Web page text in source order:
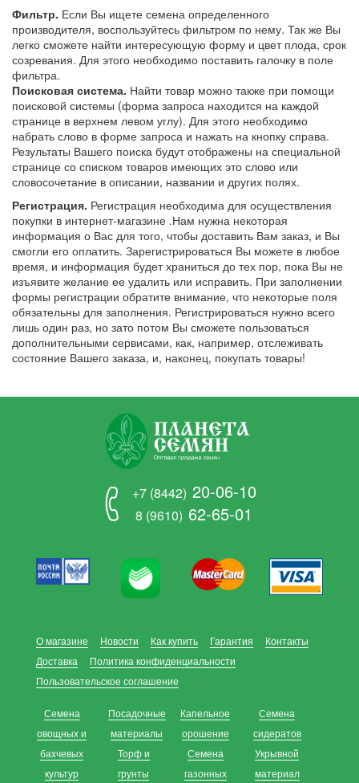
Фильтр. Если Вы ищете семена определенного
производителя, воспользуйтесь фильтром по нему. Так же Вы
легко сможете найти интересующую форму и цвет плода, срок
созревания. Для этого необходимо поставить галочку в поле
фильтра.
Поисковая система. Найти товар можно также при помощи
поисковой системы (форма запроса находится на каждой
странице в верхнем левом углу). Для этого необходимо
набрать слово в форме запроса и нажать на кнопку справа.
Результаты Вашего поиска будут отображены на специальной
странице со списком товаров имеющих это слово или
словосочетание в описании, названии и других полях.
Регистрация. Регистрация необходима для осуществления
покупки в интернет-магазине .Нам нужна некоторая
информация о Вас для того, чтобы доставить Вам заказ, и Вы
смогли его оплатить. Зарегистрироваться Вы можете в любое
время, и информация будет храниться до тех пор, пока Вы не
изъявите желание ее удалить или исправить. При заполнении
формы регистрации обратите внимание, что некоторые поля
обязательны для заполнения. Регистрироваться нужно всего
лишь один раз, но зато потом Вы сможете пользоваться
дополнительными сервисами, как, например, отслеживать
состояние Вашего заказа, и, наконец, покупать товары!
+7 (8442) 20-06-10
8 (9610) 62-65-01
О магазине Новости Как купить Гарантия
Контакты
Доставка
Политика конфиденциальности
Пользовательское соглашение
Семена
овощных и
бахчевых
культур
Посадочные
материалы
Торф и
грунты
Капельное
орошение
Семена
газонных
Семена
сидератов
Укрывной
материал